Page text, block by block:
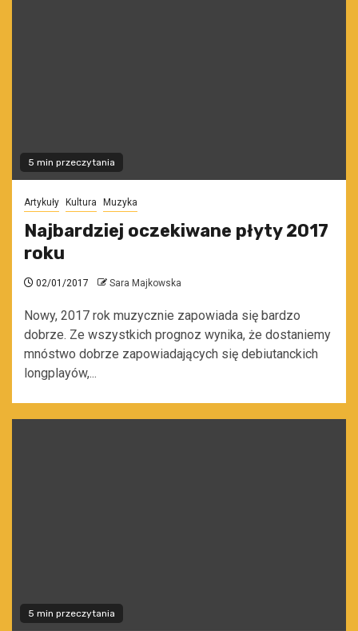
5 min przeczytania
Artykuły Kultura Muzyka
Najbardziej oczekiwane płyty 2017
roku
02/01/2017 Sara Majkowska
Nowy, 2017 rok muzycznie zapowiada się bardzo
dobrze. Ze wszystkich prognoz wynika, że dostaniemy
mnóstwo dobrze zapowiadających się debiutanckich
longplayów,...
5 min przeczytania